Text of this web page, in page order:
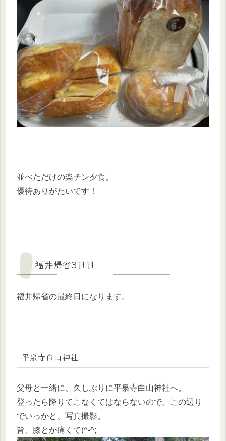
並べただけの楽チン夕食。
優待ありがたいです！
福井帰省3日目
福井帰省の最終日になります。
平泉寺白山神社
父母と一緒に、久しぶりに平泉寺白山神社へ。
登ったら降りてこなくてはならないので、この辺り
でいっかと、写真撮影。
皆、膝とか痛くて(^-^;